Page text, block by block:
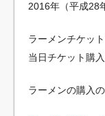
2016年（平成28
ラーメンチケッ
当日チケット購
ラーメンの購入